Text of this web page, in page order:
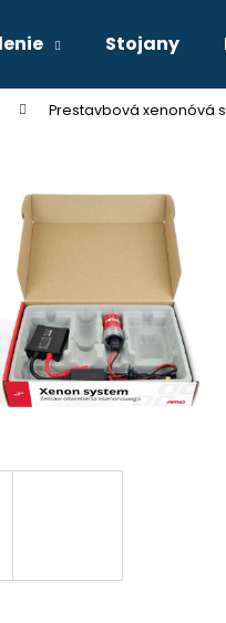
Stojany
Prestavbová xenonóvá
nájsť?